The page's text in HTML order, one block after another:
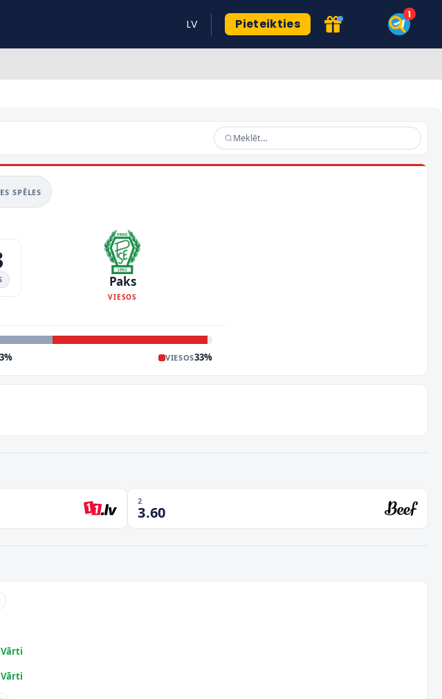
LV Pieteikties
SPĒLES
Paks
VIESOS
% VIESOS33%
2
3.60
Vārti
Vārti